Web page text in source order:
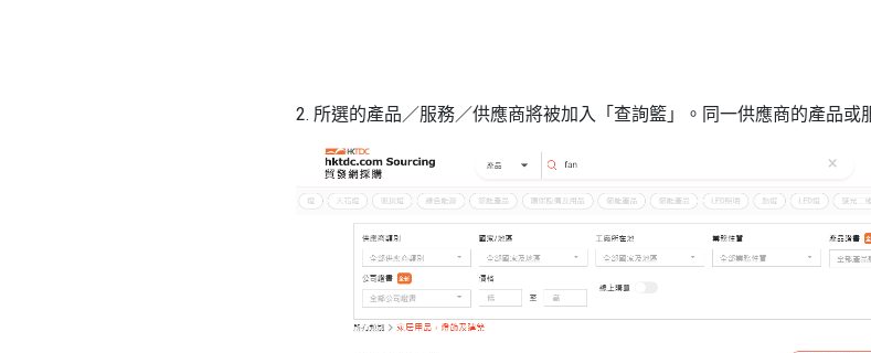
2. 所選的產品／服務／供應商將被加入「查詢籃」。同一供應商的產品或